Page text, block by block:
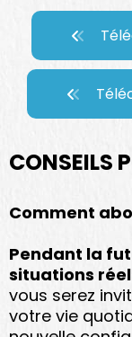
CONSEILS
Comment
Pendant la
situations
vous serez
votre vie